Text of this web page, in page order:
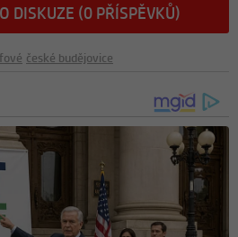
DISKUZE (0 PŘÍSPĚVKŮ)
české budějovice